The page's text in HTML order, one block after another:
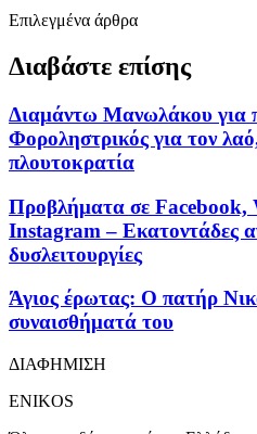
Επιλεγμένα άρθρα
Διαβάστε επίσης
Διαμάντω Μανωλάκου για
Φοροληστρικός για τον
πλουτοκρατία
Προβλήματα σε Facebook,
Instagram – Εκατοντάδες
δυσλειτουργίες
Άγιος έρωτας: Ο πατήρ
συναισθήματά του
ΔΙΑΦΗΜΙΣΗ
ENIKOS